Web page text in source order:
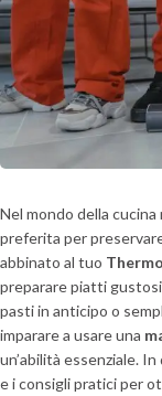
Nel mondo della cucina
preferita per
abbinato al tuo
preparare piatti
pasti in anticipo o
imparare a usare una
un’abilità essenziale.
e i consigli pratici per